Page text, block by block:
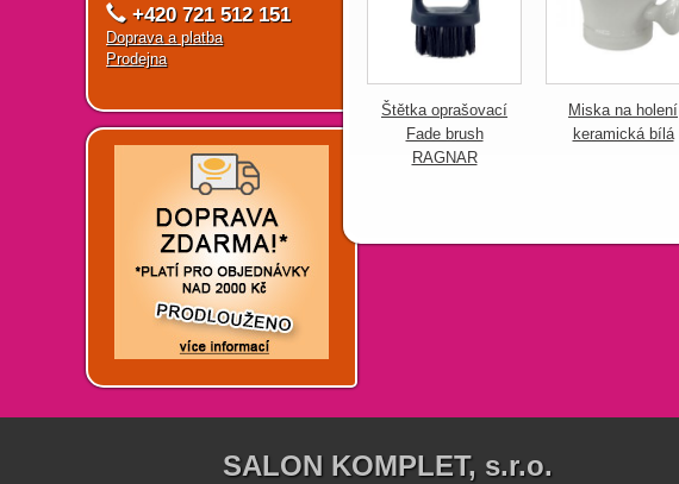
+420 721 512 151
Doprava a platba
Prodejna
Štětka oprašovací
Fade brush
RAGNAR
Miska na holení
keramická bílá
SALON KOMPLET, s.r.o.